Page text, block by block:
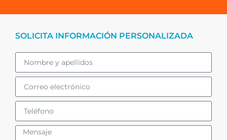
SOLICITA INFORMACIÓN PERSONALIZADA